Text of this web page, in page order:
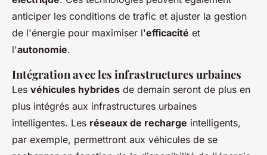
anticiper les conditions de trafic et ajuster la gestion
de l'énergie pour maximiser l'efficacité et
l'autonomie.
Intégration avec les infrastructures urbaines
Les véhicules hybrides de demain seront de plus en
plus intégrés aux infrastructures urbaines
intelligentes. Les réseaux de recharge intelligents,
par exemple, permettront aux véhicules de se